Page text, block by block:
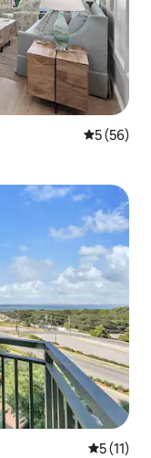
5 (56)
5 (11)